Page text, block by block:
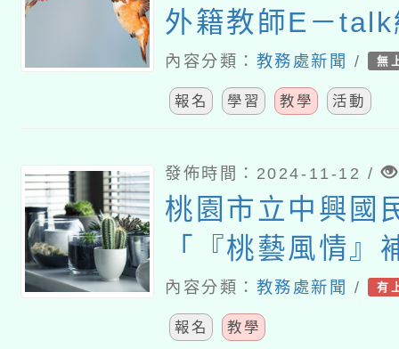
外籍教師E－
國小ABC直播間
內容分類： 教務處新聞 / 無
報名 學習 教學 活動
發佈時間：2024-11-12 /
桃園市立中興國
「『桃藝風情』
請本土相關產業
課」一案
內容分類： 教務處新聞 / 有
報名 教學